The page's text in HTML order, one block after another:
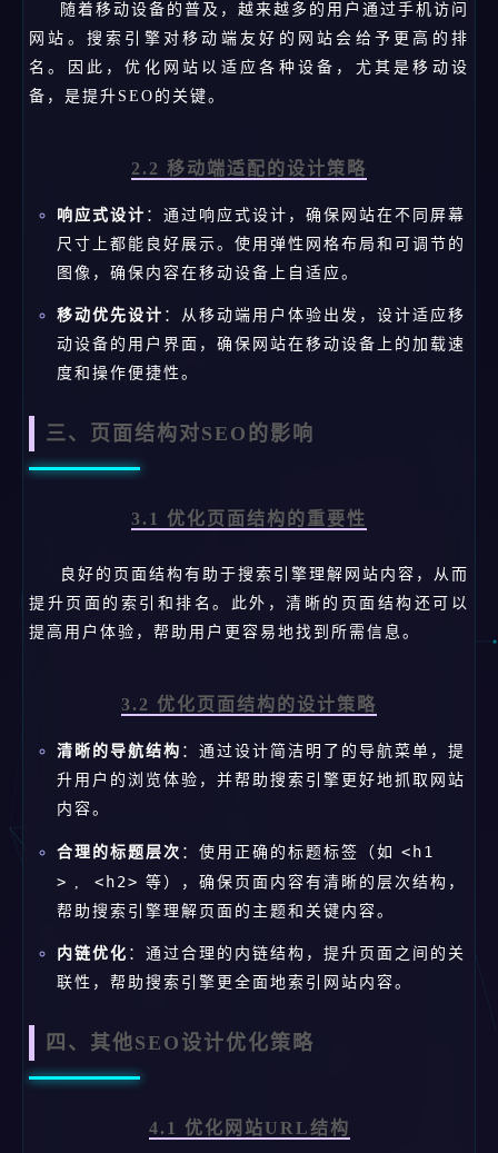
随着移动设备的普及，越来越多的用户通过手机访问
网站。搜索引擎对移动端友好的网站会给予更高的排
名。因此，优化网站以适应各种设备，尤其是移动设
备，是提升SEO的关键。
2.2 移动端适配的设计策略
响应式设计 ：通过响应式设计，确保网站在不同屏幕
尺寸上都能良好展示。使用弹性网格布局和可调节的
图像，确保内容在移动设备上自适应。
移动优先设计 ：从移动端用户体验出发，设计适应移
动设备的用户界面，确保网站在移动设备上的加载速
度和操作便捷性。
三、页面结构对SEO的影响
3.1 优化页面结构的重要性
良好的页面结构有助于搜索引擎理解网站内容，从而
提升页面的索引和排名。此外，清晰的页面结构还可以
提高用户体验，帮助用户更容易地找到所需信息。
3.2 优化页面结构的设计策略
清晰的导航结构 ：通过设计简洁明了的导航菜单，提
升用户的浏览体验，并帮助搜索引擎更好地抓取网站
内容。
合理的标题层次 ：使用正确的标题标签（如
<h1
> , <h2> 等），确保页面内容有清晰的层次结构，
帮助搜索引擎理解页面的主题和关键内容。
内链优化 ：通过合理的内链结构，提升页面之间的关
联性，帮助搜索引擎更全面地索引网站内容。
四、其他SEO设计优化策略
4.1 优化网站URL结构